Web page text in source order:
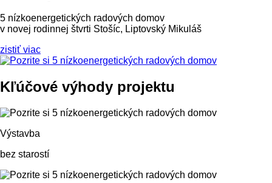
5 nízkoenergetických radových domov
v novej rodinnej štvrti Stošíc, Liptovský Mikuláš
zistiť viac
Kľúčové výhody projektu
Výstavba
bez starostí